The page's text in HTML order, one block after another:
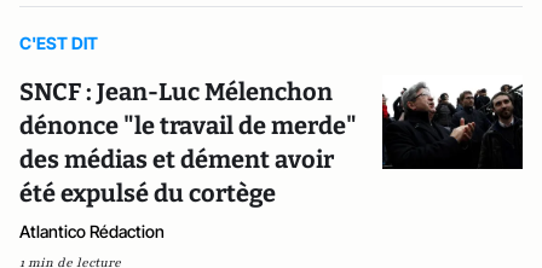
C'EST DIT
SNCF : Jean-Luc Mélenchon
dénonce "le travail de merde"
des médias et dément avoir
été expulsé du cortège
Atlantico Rédaction
1 min de lecture